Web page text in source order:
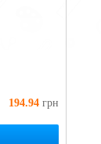
194.94 грн